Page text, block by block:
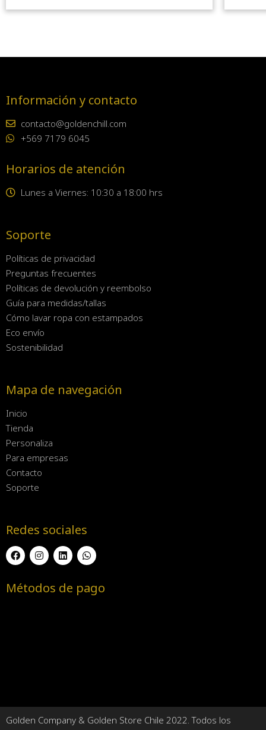
Información y contacto
contacto@goldenchill.com
+569 7179 6045
Horarios de atención
Lunes a Viernes: 10:30 a 18:00 hrs
Soporte
Políticas de privacidad
Preguntas frecuentes
Políticas de devolución y reembolso
Guía para medidas/tallas
Cómo lavar ropa con estampados
Eco envío
Sostenibilidad
Mapa de navegación
Inicio
Tienda
Personaliza
Para empresas
Contacto
Soporte
Redes sociales
Métodos de pago
Golden Company & Golden Store Chile 2022. Todos los